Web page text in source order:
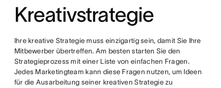
Kreativstrategie
Ihre kreative Strategie muss einzigartig sein, damit Sie Ihre
Mitbewerber übertreffen. Am besten starten Sie den
Strategieprozess mit einer Liste von einfachen Fragen.
Jedes Marketingteam kann diese Fragen nutzen, um Ideen
für die Ausarbeitung seiner kreativen Strategie zu